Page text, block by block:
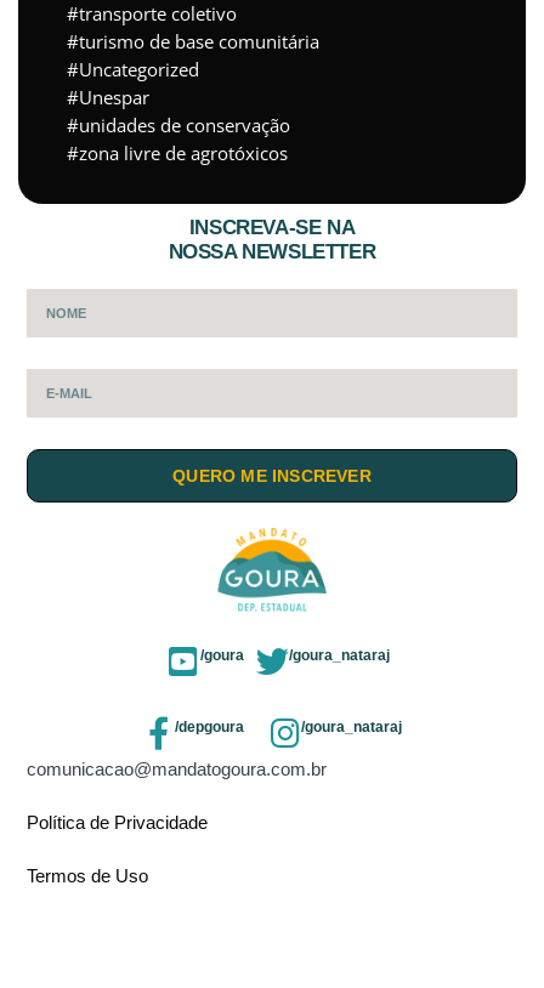
transporte coletivo
turismo de base comunitária
Uncategorized
Unespar
unidades de conservação
zona livre de agrotóxicos
INSCREVA-SE NA
NOSSA NEWSLETTER
QUERO ME INSCREVER
/goura /goura_nataraj
/depgoura /goura_nataraj
comunicacao@mandatogoura.com.br
Política de Privacidade
Termos de Uso